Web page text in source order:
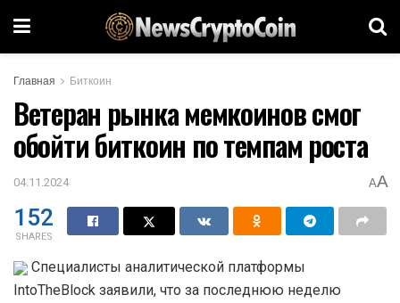
Главная Биткоин
Ветеран рынка мемкоинов смог
обойти биткоин по темпам роста
04.11.2024 AA
152
SHARES
Специалисты аналитической платформы
IntoTheBlock заявили, что за последнюю неделю